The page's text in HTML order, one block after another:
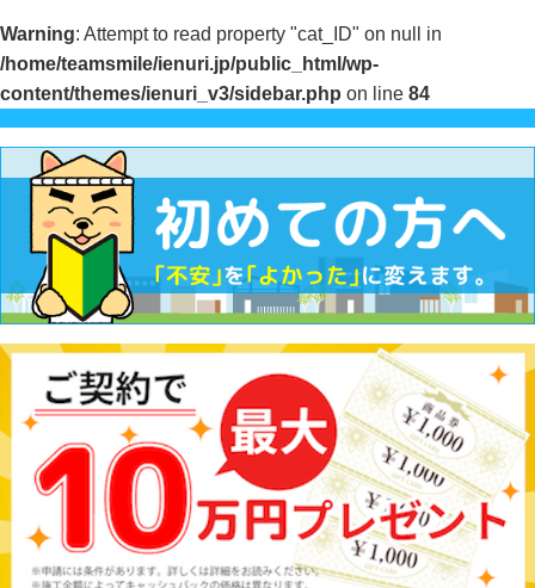
Warning: Attempt to read property "cat_ID" on null in
/home/teamsmile/ienuri.jp/public_html/wp-
content/themes/ienuri_v3/sidebar.php on line 84